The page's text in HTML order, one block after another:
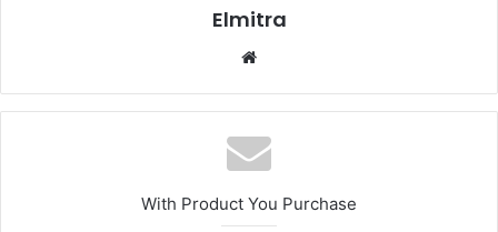
Elmitra
Website
With Product You Purchase